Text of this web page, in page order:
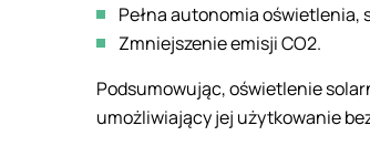
Pełna autonomia
Zmniejszenie emisji CO2.
Podsumowując, oświetlenie
umożliwiający jej użytkowanie